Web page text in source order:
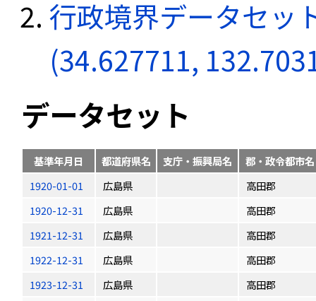
行政境界データセッ
(34.627711,
データセット
基準年月日 都道府県名 支庁・振興局名
郡・政令都市名
1920-01-01
広島県
高田郡
1920-12-31
広島県
高田郡
1921-12-31
広島県
高田郡
1922-12-31
広島県
高田郡
1923-12-31
広島県
高田郡